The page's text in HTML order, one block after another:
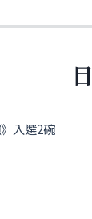
入選2碗